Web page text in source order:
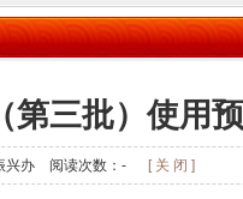
第三批）使用
办 阅读次数： - [ 关 闭 ]